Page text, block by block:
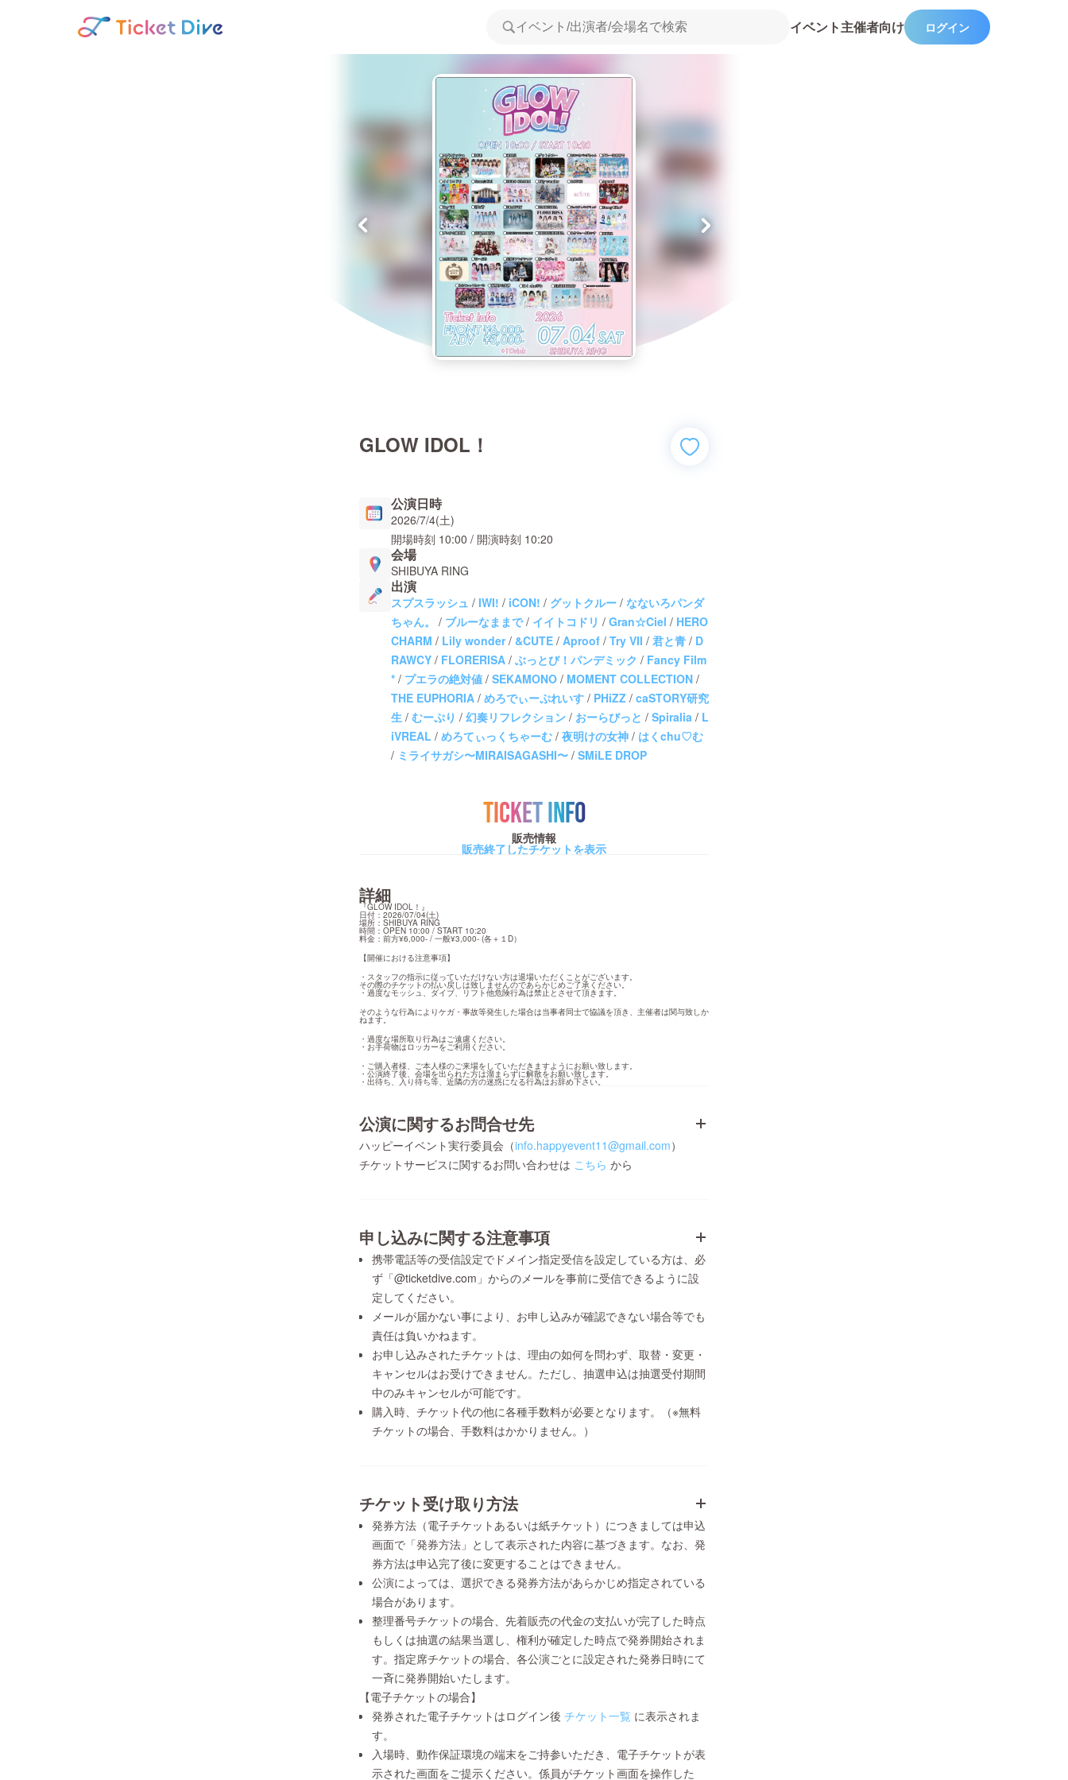
イベント主催者向け ログイン
GLOW IDOL！
公演日時
2026/7/4(土)
開場時刻 10:00 / 開演時刻 10:20
会場
SHIBUYA RING
出演
スプスラッシュ / IWI! / iCON! / グットクルー / なないろパンダ
ちゃん。
/ ブルーなままで/ イイトコドリ / Gran☆Ciel / HERO
CHARM / Lily wonder/ &CUTE / Aproof / Try VII / 君と青 / D
RAWCY / FLORERISA / ぶっとび！パンデミック / Fancy Film
* / プエラの絶対値 / SEKAMONO / MOMENT COLLECTION /
THE EUPHORIA / めろでぃーぷれいす / PHiZZ / caSTORY研究
生 / むーぷり / 幻奏リフレクション / おーらびっと / Spiralia / L
iVREAL / めろてぃっくちゃーむ / 夜明けの女神 / はくchu♡む
/ ミライサガシ〜MIRAISAGASHI〜 / SMiLE DROP
TICKET INFO
販売情報
販売終了したチケットを表示
詳細
『GLOW IDOL！』
日付：2026/07/04(土)
場所：SHIBUYA RING
時間：OPEN 10:00 / START 10:20
料金：前方¥6,000- / 一般¥3,000- (各＋１D）
【開催における注意事項】
・スタッフの指示に従っていただけない方は退場いただくことがございます。
その際のチケットの払い戻しは致しませんのであらかじめご了承ください。
・過度なモッシュ、ダイブ、リフト他危険行為は禁止とさせて頂きます。
そのような行為によりケガ・事故等発生した場合は当事者同士で協議を頂き、主催者は関与致しか
ねます。
・過度な場所取り行為はご遠慮ください。
・お手荷物はロッカーをご利用ください。
・ご購入者様、ご本人様のご来場をしていただきますようにお願い致します。
・公演終了後、会場を出られた方は溜まらずに解散をお願い致します。
・出待ち、入り待ち等、近隣の方の迷惑になる行為はお辞め下さい。
公演に関するお問合せ先
ハッピーイベント実行委員会（info.happyevent11@gmail.com）
チケットサービスに関するお問い合わせは こちら から
申し込みに関する注意事項
携帯電話等の受信設定でドメイン指定受信を設定している方は、必
ず「@ticketdive.com」からのメールを事前に受信できるように設
定してください。
メールが届かない事により、お申し込みが確認できない場合等でも
責任は負いかねます。
お申し込みされたチケットは、理由の如何を問わず、取替・変更・
キャンセルはお受けできません。ただし、抽選申込は抽選受付期間
中のみキャンセルが可能です。
購入時、チケット代の他に各種手数料が必要となります。（※無料
チケットの場合、手数料はかかりません。）
チケット受け取り方法
発券方法（電子チケットあるいは紙チケット）につきましては申込
画面で「発券方法」として表示された内容に基づきます。なお、発
券方法は申込完了後に変更することはできません。
公演によっては、選択できる発券方法があらかじめ指定されている
場合があります。
整理番号チケットの場合、先着販売の代金の支払いが完了した時点
もしくは抽選の結果当選し、権利が確定した時点で発券開始されま
す。指定席チケットの場合、各公演ごとに設定された発券日時にて
一斉に発券開始いたします。
【電子チケットの場合】
発券された電子チケットはログイン後 チケット一覧 に表示されま
す。
入場時、動作保証環境の端末をご持参いただき、電子チケットが表
示された画面をご提示ください。係員がチケット画面を操作した